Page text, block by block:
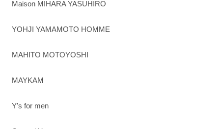
Maison MIHARA YASUHIRO
YOHJI YAMAMOTO HOMME
MAHITO MOTOYOSHI
MAYKAM
Y's for men